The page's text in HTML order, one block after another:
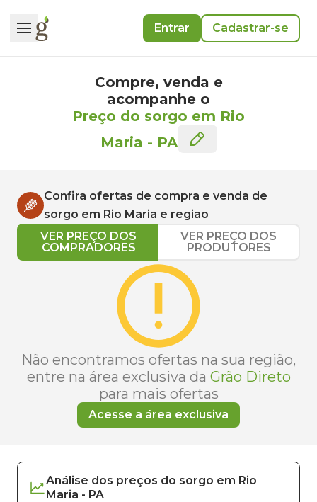
Entrar Cadastrar-se
Compre, venda e
acompanhe o
Preço do sorgo em Rio
Maria - PA
Confira ofertas de compra e venda de
sorgo em Rio Maria e região
VER PREÇO DOS
COMPRADORES
VER PREÇO DOS
PRODUTORES
Não encontramos ofertas na sua região,
entre na área exclusiva da Grão Direto
para mais ofertas
Acesse a área exclusiva
Análise dos preços do sorgo em Rio
Maria - PA